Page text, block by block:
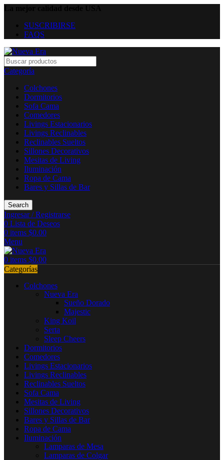
SUSCRIBIRSE
FAQS
Categoría
Colchones
Dormitorios
Sofa Cama
Comedores
Livings Estacionarios
Livings Reclinables
Reclinables Sueltos
Sillones Decorativos
Mesitas de Living
Iluminación
Ropa de Cama
Bares y Sillas de Bar
Search
Ingresar / Registrarse
0 Lista de Deseos
0 items $0.00
Menu
0 items $0.00
Categorías
Colchones
Nueva Era
Sueño Dorado
Majestic
King Koil
Serta
Sleep Cheers
Dormitorios
Comedores
Livings Estacionarios
Livings Reclinables
Reclinables Sueltos
Sofa Cama
Mesitas de Living
Sillones Decorativos
Bares y Sillas de Bar
Ropa de Cama
Iluminación
Lamparas de Mesa
Lamparas de Colgar